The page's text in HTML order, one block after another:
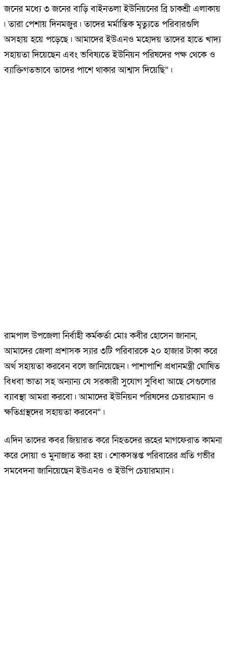
জনের মধ্যে ৩ জনের বাড়ি বাইনতলা ইউনিয়নের ব্রি চাকশ্রী এলাকায়
৷ তারা পেশায় দিনমজুর ৷ তাদের মর্মান্তিক মৃত্যুতে পরিবারগুলি
অসহায় হয়ে পড়েছে ৷ আমাদের ইউএনও মহোদয় তাদের হাতে খাদ্য
সহায়তা দিয়েছেন এবং ভবিষ্যতে ইউনিয়ন পরিষদের পক্ষ থেকে ও
ব্যাক্তিগতভাবে তাদের পাশে থাকার আশ্বাস দিয়েছি” ৷
রামপাল উপজেলা নির্বাহী কর্মকর্তা মোঃ কবীর হোসেন জানান,
আমাদের জেলা প্রশাসক স্যার ৩টি পরিবারকে ২০ হাজার টাকা করে
অর্থ সহায়তা করবেন বলে জানিয়েছেন ৷ পাশাপাশি প্রধানমন্ত্রী ঘোষিত
বিধবা ভাতা সহ অন্যান্য যে সরকারী সুযোগ সুবিধা আছে সেগুলোর
ব্যাবস্থা আমরা করবো ৷ আমাদের ইউনিয়ন পরিষদের চেয়ারম্যান ও
ক্ষতিগ্রস্থদের সহায়তা করবেন” ৷
এদিন তাদের কবর জিয়ারত করে নিহতদের রূহের মাগফেরাত কামনা
করে দোয়া ও মুনাজাত করা হয় ৷ শোকসন্তপ্ত পরিবারের প্রতি গভীর
সমবেদনা জানিয়েছেন ইউএনও ও ইউপি চেয়ারম্যান ৷